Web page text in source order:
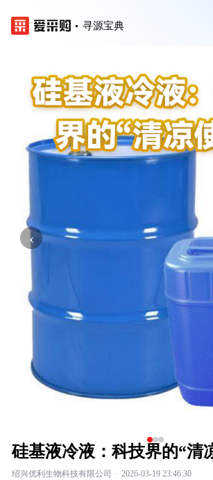
寻源宝典
‹
硅基液冷液：科技界的“清
绍兴优利生物科技有限公司 · 2026-03-19 23:46:30